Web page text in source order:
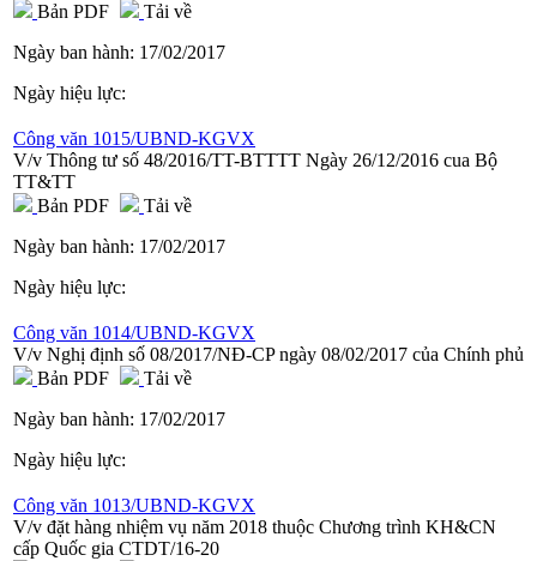
Bản PDF
Tải về
Ngày ban hành: 17/02/2017
Ngày hiệu lực:
Công văn 1015/UBND-KGVX
V/v Thông tư số 48/2016/TT-BTTTT Ngày 26/12/2016 cua Bộ
TT&TT
Bản PDF
Tải về
Ngày ban hành: 17/02/2017
Ngày hiệu lực:
Công văn 1014/UBND-KGVX
V/v Nghị định số 08/2017/NĐ-CP ngày 08/02/2017 của Chính phủ
Bản PDF
Tải về
Ngày ban hành: 17/02/2017
Ngày hiệu lực:
Công văn 1013/UBND-KGVX
V/v đặt hàng nhiệm vụ năm 2018 thuộc Chương trình KH&CN
cấp Quốc gia CTDT/16-20